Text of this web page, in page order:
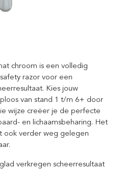
chroom is een volledig
razor voor een
Kies jouw
van stand 1 t/m 6+ door
wijze creëer je de perfecte
en lichaamsbeharing. Het
ook verder weg gelegen
verkregen scheerresultaat